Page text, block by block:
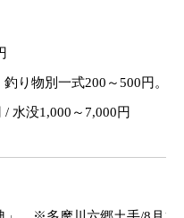
釣り物別一式200～500円。
水没1,000～7,000円